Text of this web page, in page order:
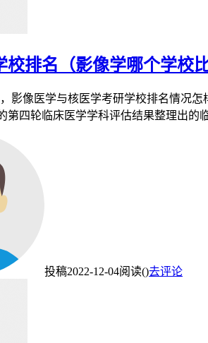
校排名（影像学哪个学校比
影像医学与核医学考研学校排名情况
第四轮临床医学学科评估结果整理出的
投稿2022-12-04阅读()去评论